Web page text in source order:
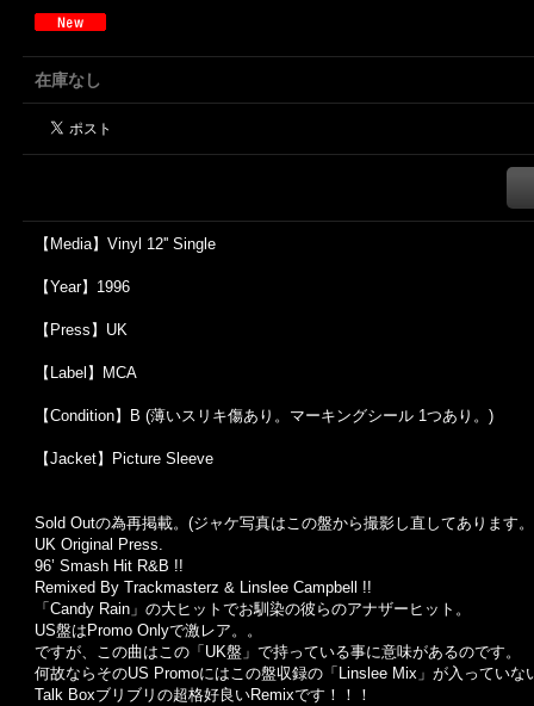
在庫なし
【Media】Vinyl 12'' Single
【Year】1996
【Press】UK
【Label】MCA
【Condition】B (薄いスリキ傷あり。マーキングシール 1つあり。)
【Jacket】Picture Sleeve
Sold Outの為再掲載。(ジャケ写真はこの盤から撮影し直してあります
UK Original Press.
96’ Smash Hit R&B !!
Remixed By Trackmasterz & Linslee Campbell !!
「Candy Rain」の大ヒットでお馴染の彼らのアナザーヒット。
US盤はPromo Onlyで激レア。。
ですが、この曲はこの「UK盤」で持っている事に意味があるのです。
何故ならそのUS Promoにはこの盤収録の「 Linslee Mix 」が入っていな
Talk Boxブリブリの超格好良いRemixです！！！